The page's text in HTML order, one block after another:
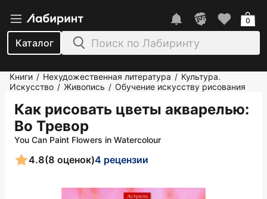
Каталог
0
Книги / Нехудожественная литература / Культура.
Искусство / Живопись / Обучение искусству рисования
Как рисовать цветы акварелью:
Во Тревор
You Can Paint Flowers in Watercolour
4.8(8 оценок)4 рецензии